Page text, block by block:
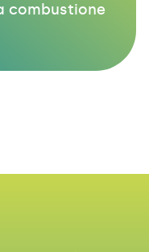
combustione